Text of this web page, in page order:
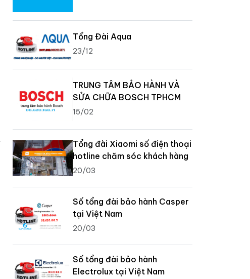
Tổng Đài Aqua
23/12
TRUNG TÂM BẢO HÀNH VÀ
SỬA CHỮA BOSCH TPHCM
15/02
Tổng đài Xiaomi số điện thoại
hotline chăm sóc khách hàng
20/03
Số tổng đài bảo hành Casper
tại Việt Nam
20/03
Số tổng đài bảo hành
Electrolux tại Việt Nam